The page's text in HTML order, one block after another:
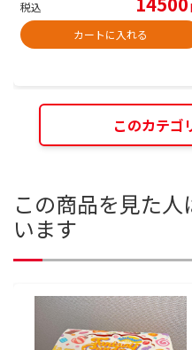
税込
カートに入れる
このカテゴ
この商品を見た
います